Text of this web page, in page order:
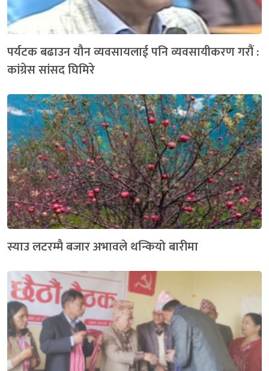
पर्यटक बढाउन यौन व्यवसायलाई पनि व्यवसायीकरण गरौं :
कांग्रेस सांसद घिमिरे
स्याउ लटरम्मै बजार अभावले थन्कियो बारीमा